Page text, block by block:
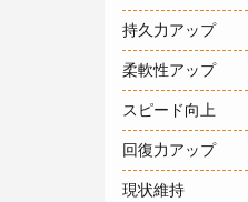
持久力アップ
柔軟性アップ
スピード向上
回復力アップ
現状維持